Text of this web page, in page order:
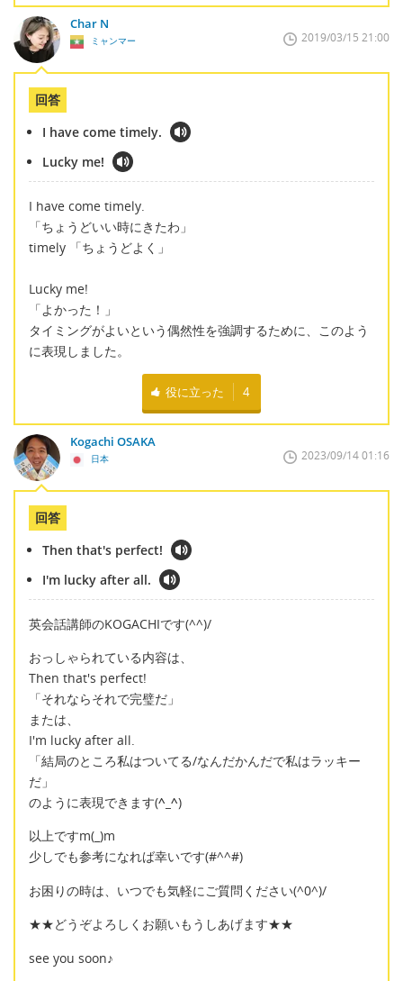
Char N
ミャンマー 2019/03/15 21:00
回答
I have come timely.
Lucky me!
I have come timely.
「ちょうどいい時にきたわ」
timely 「ちょうどよく」
Lucky me!
「よかった！」
タイミングがよいという偶然性を強調するために、このよう
に表現しました。
役に立った 4
Kogachi OSAKA
日本 2023/09/14 01:16
回答
Then that's perfect!
I'm lucky after all.
英会話講師のKOGACHIです(^^)/
おっしゃられている内容は、
Then that's perfect!
「それならそれで完璧だ」
または、
I'm lucky after all.
「結局のところ私はついてる/なんだかんだで私はラッキー
だ」
のように表現できます(^_^)
以上ですm(_)m
少しでも参考になれば幸いです(#^^#)
お困りの時は、いつでも気軽にご質問ください(^0^)/
★★どうぞよろしくお願いもうしあげます★★
see you soon♪